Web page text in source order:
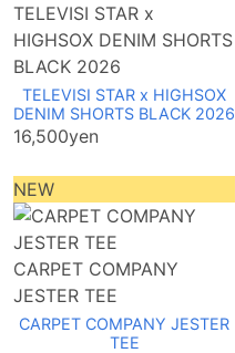
TELEVISI STAR x
HIGHSOX DENIM SHORTS
BLACK 2026
TELEVISI STAR x HIGHSOX
DENIM SHORTS BLACK 2026
16,500yen
NEW
CARPET COMPANY
JESTER TEE
CARPET COMPANY JESTER
TEE